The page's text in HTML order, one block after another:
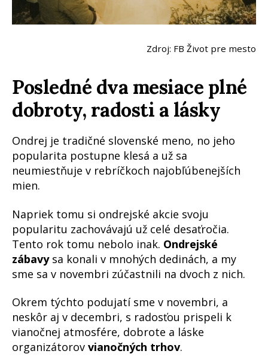
Zdroj: FB Život pre mesto
Posledné dva mesiace plné
dobroty, radosti a lásky
Ondrej je tradičné slovenské meno, no jeho
popularita postupne klesá a už sa
neumiestňuje v rebríčkoch najobľúbenejších
mien.
Napriek tomu si ondrejské akcie svoju
popularitu zachovávajú už celé desaťročia.
Tento rok tomu nebolo inak. Ondrejské
zábavysa konali v mnohých dedinách, a my
sme sa v novembri zúčastnili na dvoch z nich.
Okrem týchto podujatí sme v novembri, a
neskôr aj v decembri, s radosťou prispeli k
vianočnej atmosfére, dobrote a láske
organizátorov vianočných trhov.